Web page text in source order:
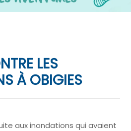
LES
À OBIGIES
aux inondations qui avaient